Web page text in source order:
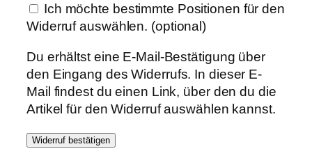
Ich möchte bestimmte Positionen für den
Widerruf auswählen. (optional)
Du erhältst eine E-Mail-Bestätigung über
den Eingang des Widerrufs. In dieser E-
Mail findest du einen Link, über den du die
Artikel für den Widerruf auswählen kannst.
Widerruf bestätigen